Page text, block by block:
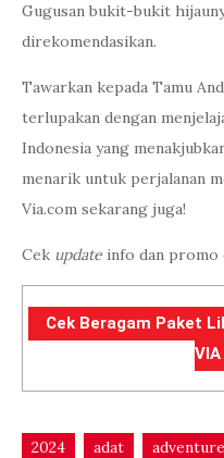
Gugusan bukit-bukit
direkomendasikan.
Tawarkan kepada Tamu
terlupakan dengan
Indonesia yang
menarik untuk perjalanan
Via.com sekarang juga!
Cek update info dan promo
Cek Beragam Paket
2024 adat adventure